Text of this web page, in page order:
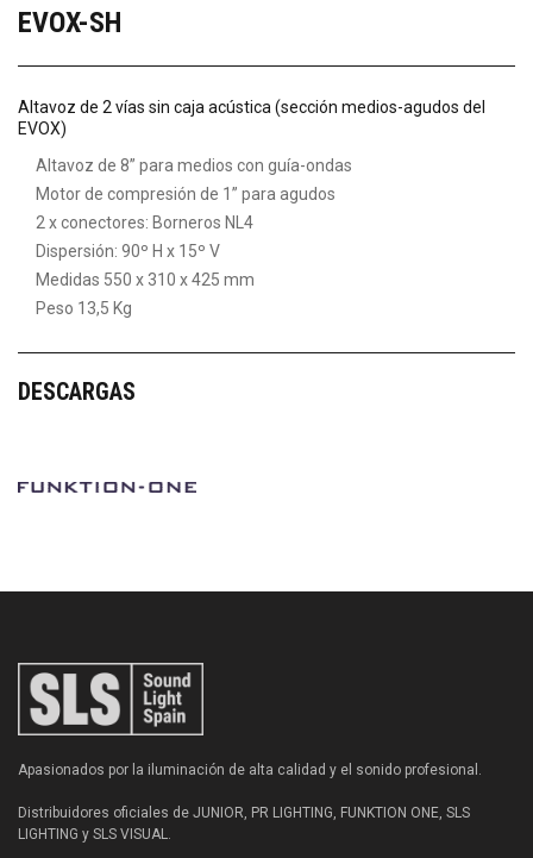
EVOX-SH
Altavoz de 2 vías sin caja acústica (sección medios-agudos del
EVOX)
Altavoz de 8” para medios con guía-ondas
Motor de compresión de 1” para agudos
2 x conectores: Borneros NL4
Dispersión: 90º H x 15º V
Medidas 550 x 310 x 425 mm
Peso 13,5 Kg
DESCARGAS
Apasionados por la iluminación de alta calidad y el sonido profesional.
Distribuidores oficiales de JUNIOR, PR LIGHTING, FUNKTION ONE, SLS
LIGHTING y SLS VISUAL.